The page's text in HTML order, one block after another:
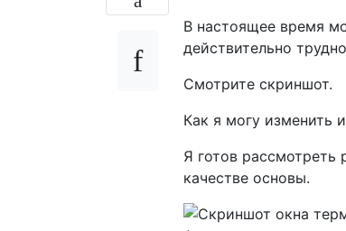
В настоящее время
действительно
Смотрите скриншот.
Как я могу изменить
Я готов рассмотреть
качестве основы.